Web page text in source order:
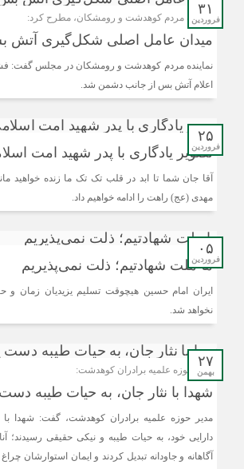
۳۱
فروردین
نماینده مردم کوهدشت و رومشکان، مطرح کرد:
میدان عامل اصلی شکل‌گیری آتش
نماینده مردم کوهدشت و رومشکان در مجلس گفت:
اعلام آتش بس از جانب دشمن شد.
۲۵
فروردین
تصویر یادگاری با پدر شهید امت
آقا جان شما تا ابد در قلب تک تک ما زنده خواهید
مهدی (عج) راهت را ادامه خواهیم داد.
۰۵
فروردین
ما ملت شهادتیم؛ ذلت نمی‌پذیریم
ایران امام حسین هیچوقت تسلیم یزیدیان زمان و
نخواهد شد.
۲۷
بهمن
مدیر حوزه علمیه برادران کوهدشت:
شهدا با نثار جان، به حیات طیبه دست
مدیر حوزه علمیه برادران کوهدشت، گفت: شهدا با
دارایی خود، به حیات طیبه و نیکی حقیقی رسیدند؛
آگاهانه و جاودانه تبدیل کردند و ایمان استوارشان